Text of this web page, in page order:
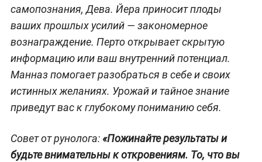
самопознания, Дева. Йера приносит плоды
ваших прошлых усилий — закономерное
вознаграждение. Перто открывает скрытую
информацию или ваш внутренний потенциал.
Манназ помогает разобраться в себе и своих
истинных желаниях. Урожай и тайное знание
приведут вас к глубокому пониманию себя.
Совет от рунолога:«Пожинайте результаты и
будьте внимательны к откровениям. То, что вы